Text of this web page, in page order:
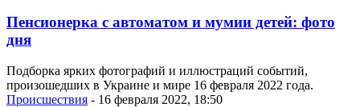
Пенсионерка с автоматом и мумии детей: фото
дня
Подборка ярких фотографий и иллюстраций событий,
произошедших в Украине и мире 16 февраля 2022 года.
Проиcшествия - 16 февраля 2022, 18:50